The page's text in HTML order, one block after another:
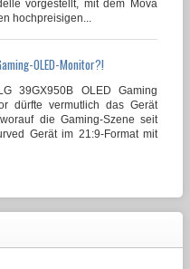
vorgestellt, mit dem Mova
hochpreisigen...
OLED-Monitor?!
39GX950B OLED Gaming
dürfte vermutlich das Gerät
die Gaming-Szene seit
Gerät im 21:9-Format mit